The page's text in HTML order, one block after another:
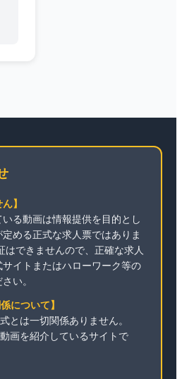
】
る動画は情報提供を目的とし
める正式な求人票ではありま
はできませんので、正確な求人
イトまたはハローワーク等の
い。
について】
とは一切関係ありません。
画を紹介しているサイトで